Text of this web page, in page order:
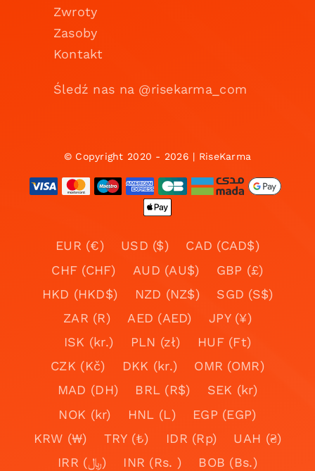
Zwroty
Zasoby
Kontakt
Śledź nas na @risekarma_com
© Copyright 2020 - 2026 | RiseKarma
EUR (€) USD ($)
CAD (CAD$)
CHF (CHF)
AUD (AU$)
GBP (£)
HKD (HKD$)
NZD (NZ$)
SGD (S$)
ZAR (R)
AED (AED)
JPY (¥)
ISK (kr.)
PLN (zł)
HUF (Ft)
CZK (Kč)
DKK (kr.)
OMR (OMR)
MAD (DH)
BRL (R$)
SEK (kr)
NOK (kr)
HNL (L)
EGP (EGP)
KRW (₩)
TRY (₺) IDR (Rp)
UAH (₴)
IRR (﷼)
INR (Rs. )
BOB (Bs.)